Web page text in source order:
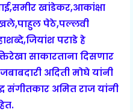
खांडेकर,आकांक्षा
पेठे,पल्लवी
पराडे हे
साकारताना दिसणार
अदिती मोघे यांनी
संगीतकार अमित राज यांनी